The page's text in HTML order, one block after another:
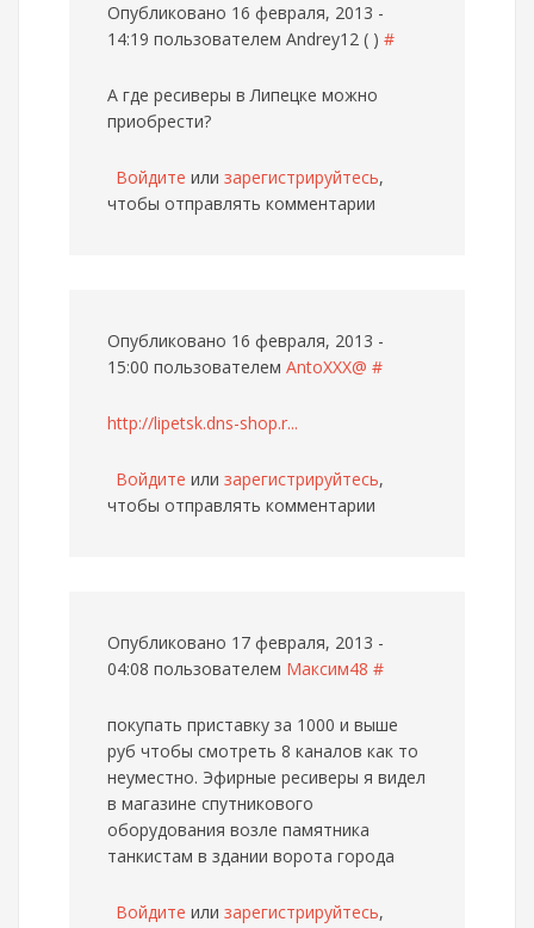
Опубликовано 16 февраля, 2013 -
14:19 пользователем Andrey12 ( ) #
А где ресиверы в Липецке можно
приобрести?
Войдите или зарегистрируйтесь,
чтобы отправлять комментарии
Опубликовано 16 февраля, 2013 -
15:00 пользователем AntoXXX@ #
http://lipetsk.dns-shop.r...
Войдите или зарегистрируйтесь,
чтобы отправлять комментарии
Опубликовано 17 февраля, 2013 -
04:08 пользователем Максим48 #
покупать приставку за 1000 и выше
руб чтобы смотреть 8 каналов как то
неуместно. Эфирные ресиверы я видел
в магазине спутникового
оборудования возле памятника
танкистам в здании ворота города
Войдите или зарегистрируйтесь,